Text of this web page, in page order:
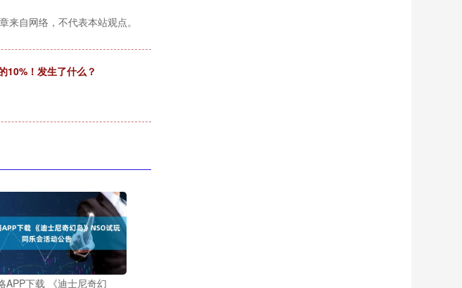
来自网络，不代表本站观点。
10%！发生了什么？
APP下载 《迪士尼奇幻